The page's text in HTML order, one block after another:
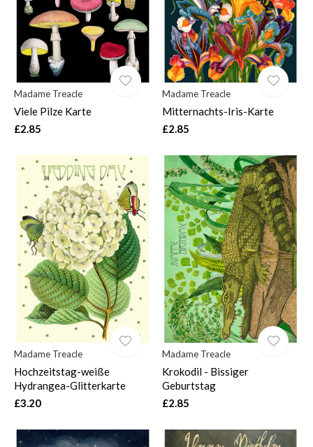
Madame Treacle
Viele Pilze Karte
£2.85
Madame Treacle
Mitternachts-Iris-Karte
£2.85
Madame Treacle
Hochzeitstag-weiße
Hydrangea-Glitterkarte
£3.20
Madame Treacle
Krokodil - Bissiger
Geburtstag
£2.85